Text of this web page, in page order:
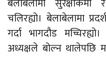
बेलाबेलामा सुरक्षाकर्मी
चलिरह्यो। बेलाबेलामा
गर्दा भागदौड
अध्यक्षले बोल्न थालेपछि